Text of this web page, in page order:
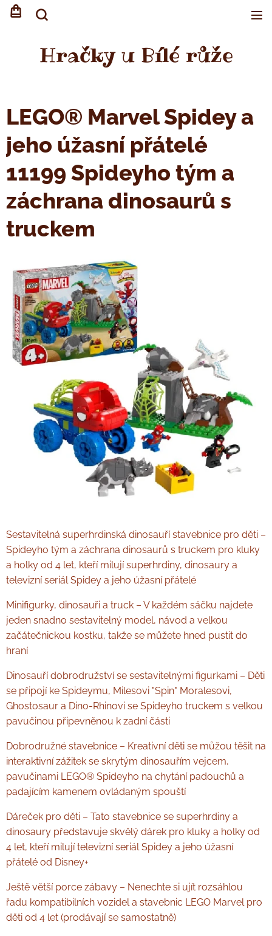
Hračky u Bílé růže
LEGO® Marvel Spidey a
jeho úžasní přátelé
11199 Spideyho tým a
záchrana dinosaurů s
truckem
Sestavitelná superhrdinská dinosauří stavebnice pro děti –
Spideyho tým a záchrana dinosaurů s truckem pro kluky
a holky od 4 let, kteří milují superhrdiny, dinosaury a
televizní seriál Spidey a jeho úžasní přátelé
Minifigurky, dinosauři a truck – V každém sáčku najdete
jeden snadno sestavitelný model, návod a velkou
začátečnickou kostku, takže se můžete hned pustit do
hraní
Dinosauří dobrodružství se sestavitelnými figurkami – Děti
se připojí ke Spideymu, Milesovi "Spin" Moralesovi,
Ghostosaur a Dino-Rhinovi se Spideyho truckem s velkou
pavučinou připevněnou k zadní části
Dobrodružné stavebnice – Kreativní děti se můžou těšit na
interaktivní zážitek se skrytým dinosauřím vejcem,
pavučinami LEGO® Spideyho na chytání padouchů a
padajícím kamenem ovládaným spouští
Dáreček pro děti – Tato stavebnice se superhrdiny a
dinosaury představuje skvělý dárek pro kluky a holky od
4 let, kteří milují televizní seriál Spidey a jeho úžasní
přátelé od Disney+
Ještě větší porce zábavy – Nenechte si ujít rozsáhlou
řadu kompatibilních vozidel a stavebnic LEGO Marvel pro
děti od 4 let (prodávají se samostatně)